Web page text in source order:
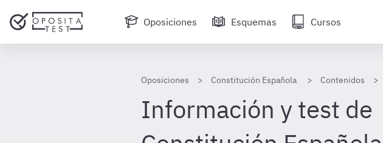
Oposiciones Esquemas Cursos
Oposiciones Constitución Española Contenidos
Información y test de